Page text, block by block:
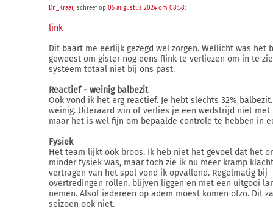
Dn_Kraaij schreef op 05 augustus 2024 om 08:58:
link
Dit baart me eerlijk gezegd wel zorgen. Wellicht was het
geweest om gister nog eens flink te verliezen om in te
systeem totaal niet bij ons past.
Reactief - weinig balbezit
Ook vond ik het erg reactief. Je hebt slechts 32%
weinig. Uiteraard win of verlies je een wedstrijd niet met
maar het is wel fijn om bepaalde controle te hebben in
Fysiek
Het team lijkt ook broos. Ik heb niet het gevoel dat het
minder fysiek was, maar toch zie ik nu meer kramp
vertragen van het spel vond ik opvallend. Regelmatig bij
overtredingen rollen, blijven liggen en met een uitgooi
nemen. Alsof iedereen op adem moest komen ofzo. Dit
seizoen ook niet.